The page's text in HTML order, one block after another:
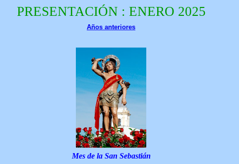
PRESENTACIÓN : ENERO 2025
Años anteriores
Mes de la San Sebastián